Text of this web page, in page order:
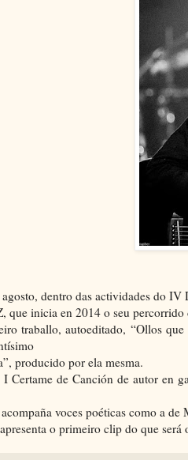
dentro das actividades do IV
que inicia en 2014 o seu
traballo, autoeditado, “Ollos
producido por ela mesma.
Certame de Canción de autor en
voces poéticas como a
o primeiro clip do que